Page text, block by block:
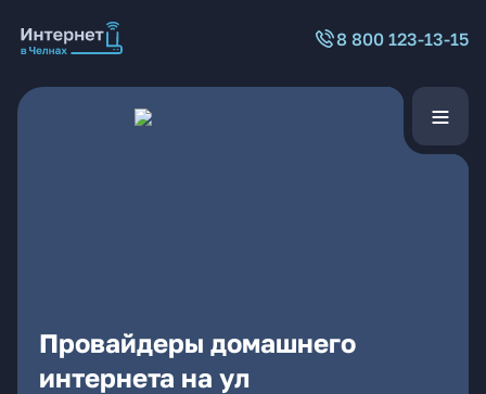
8 800 123-13-15
Провайдеры домашнего
интернета на ул